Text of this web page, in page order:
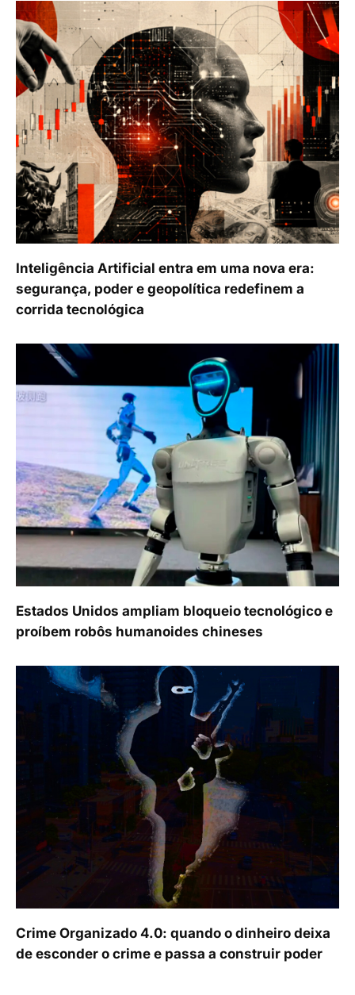
Inteligência Artificial entra em uma nova era:
segurança, poder e geopolítica redefinem a
corrida tecnológica
Estados Unidos ampliam bloqueio tecnológico e
proíbem robôs humanoides chineses
Crime Organizado 4.0: quando o dinheiro deixa
de esconder o crime e passa a construir poder